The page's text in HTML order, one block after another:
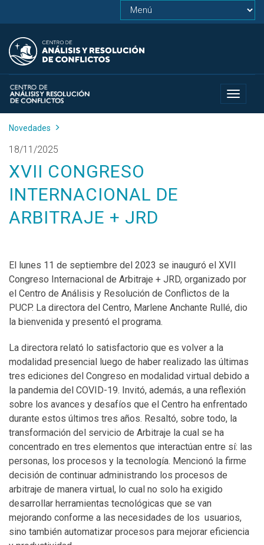
Toggle
Novedades
18/11/2025
XVII CONGRESO
INTERNACIONAL DE
ARBITRAJE + JRD
El lunes 11 de septiembre del 2023 se inauguró el XVII
Congreso Internacional de Arbitraje + JRD, organizado por
el Centro de Análisis y Resolución de Conflictos de la
PUCP. La directora del Centro, Marlene Anchante Rullé, dio
la bienvenida y presentó el programa.
La directora relató lo satisfactorio que es volver a la
modalidad presencial luego de haber realizado las últimas
tres ediciones del Congreso en modalidad virtual debido a
la pandemia del COVID-19. Invitó, además, a una reflexión
sobre los avances y desafíos que el Centro ha enfrentado
durante estos últimos tres años. Resaltó, sobre todo, la
transformación del servicio de Arbitraje la cual se ha
concentrado en tres elementos que interactúan entre sí: las
personas, los procesos y la tecnología. Mencionó la firme
decisión de continuar administrando los procesos de
arbitraje de manera virtual, lo cual no solo ha exigido
desarrollar herramientas tecnológicas que se van
mejorando conforme a las necesidades de los usuarios,
sino también automatizar procesos para mejorar eficiencia